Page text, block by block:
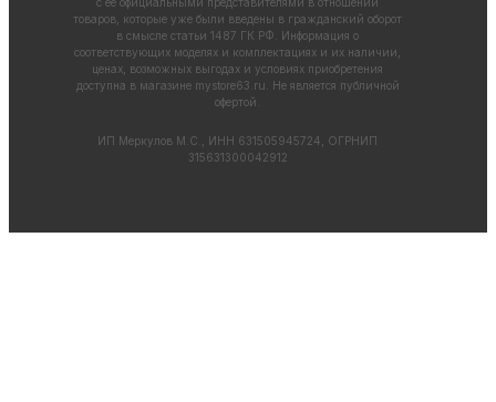
товаров, которые уже были введены в гражданский оборот
в смысле статьи 1487 ГК РФ. Информация о
соответствующих моделях и комплектациях и их наличии,
ценах, возможных выгодах и условиях приобретения
доступна в магазине mystore63.ru . Не является публичной
офертой.
ИП Меркулов М.С., ИНН 631505945724, ОГРНИП
315631300042912